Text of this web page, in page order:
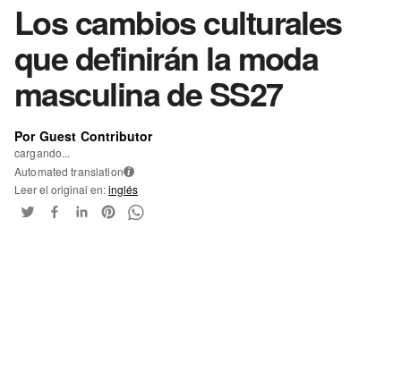
Los cambios culturales
que definirán la moda
masculina de SS27
Por Guest Contributor
cargando...
Automated translation i
Leer el original en:inglés